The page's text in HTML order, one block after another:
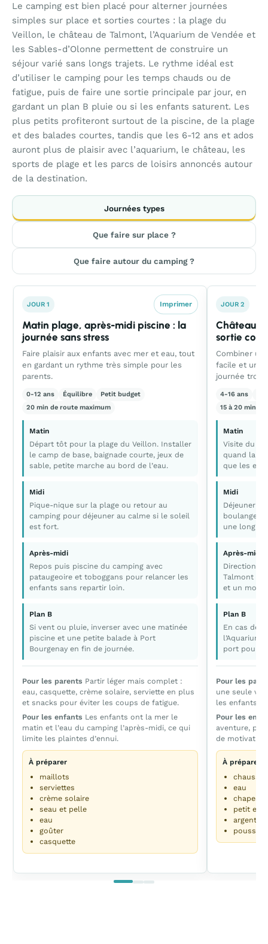
Le camping est bien placé pour alterner journées
simples sur place et sorties courtes : la plage du
Veillon, le château de Talmont, l’Aquarium de Vendée et
les Sables-d’Olonne permettent de construire un
séjour varié sans longs trajets. Le rythme idéal est
d’utiliser le camping pour les temps chauds ou de
fatigue, puis de faire une sortie principale par jour, en
gardant un plan B pluie ou si les enfants saturent. Les
plus petits profiteront surtout de la piscine, de la plage
et des balades courtes, tandis que les 6-12 ans et ados
auront plus de plaisir avec l’aquarium, le château, les
sports de plage et les parcs de loisirs annoncés autour
de la destination.
Journées types
Que faire sur place ?
Que faire autour du camping ?
JOUR 1 Imprimer
Matin plage, après-midi piscine : la
journée sans stress
Faire plaisir aux enfants avec mer et eau, tout
en gardant un rythme très simple pour les
parents.
0-12 ans Équilibre
Petit budget
20 min de route maximum
Matin
Départ tôt pour la plage du Veillon. Installer
le camp de base, baignade courte, jeux de
sable, petite marche au bord de l’eau.
Midi
Pique-nique sur la plage ou retour au
camping pour déjeuner au calme si le soleil
est fort.
Après-midi
Repos puis piscine du camping avec
pataugeoire et toboggans pour relancer les
enfants sans repartir loin.
Plan B
Si vent ou pluie, inverser avec une matinée
piscine et une petite balade à Port
Bourgenay en fin de journée.
Pour les parents Partir léger mais complet :
eau, casquette, crème solaire, serviette en plus
et snacks pour éviter les coups de fatigue.
Pour les enfants Les enfants ont la mer le
matin et l’eau du camping l’après-midi, ce qui
limite les plaintes d’ennui.
À préparer
maillots
serviettes
crème solaire
seau et pelle
eau
goûter
casquette
JOUR 2
Château
sortie
Combiner un
facile et une
journée trop
4-16 ans
15 à 20 min
Matin
Visite du
quand la
que les
Midi
Déjeuner
une longue
Après-midi
Direction
Talmont
et un
Plan B
En cas de
l’Aquarium
port pour
Pour les
une seule
les enfants
Pour les
aventure,
de motivation
À préparer
eau
chapeau
petit
argent